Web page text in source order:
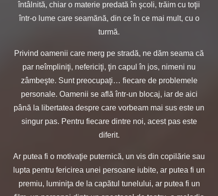
întâlnită, chiar o materie predată în şcoli, trăim cu toţii
într-o lume care seamănă, din ce în ce mai mult, cu o
turmă.
Privind oamenii care merg pe stradă, ne dăm seama că
par neîmpliniţi, nefericiţi, ţin capul în jos, nimeni nu
zâmbeşte. Sunt preocupaţi… fiecare de problemele
personale. Oamenii se află într-un blocaj, iar de aici
până la libertatea despre care vorbeam mai sus este un
singur pas. Pentru fiecare dintre noi, acest pas este
diferit.
Ar putea fi o motivaţie puternică, un vis din copilărie sau
lupta pentru fericirea unei persoane iubite, ar putea fi un
premiu, luminiţa de la capătul tunelului, ar putea fi un